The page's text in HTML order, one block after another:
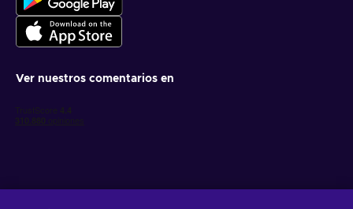
Ver nuestros comentarios en